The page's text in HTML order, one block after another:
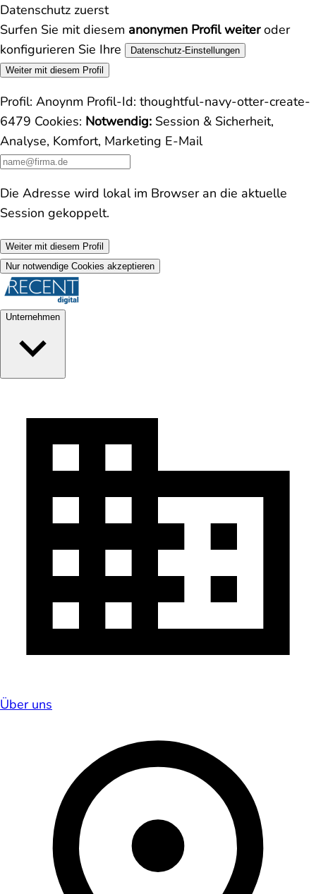
Datenschutz zuerst
Surfen Sie mit diesem anonymen Profil weiteroder
konfigurieren Sie Ihre
Datenschutz-Einstellungen
Weiter mit diesem Profil
Profil: Anoynm Profil-Id: thoughtful-navy-otter-create-
6479 Cookies: Notwendig: Session & Sicherheit,
Analyse, Komfort, Marketing E-Mail
Die Adresse wird lokal im Browser an die aktuelle
Session gekoppelt.
Weiter mit diesem Profil
Nur notwendige Cookies akzeptieren
Unternehmen
Über uns